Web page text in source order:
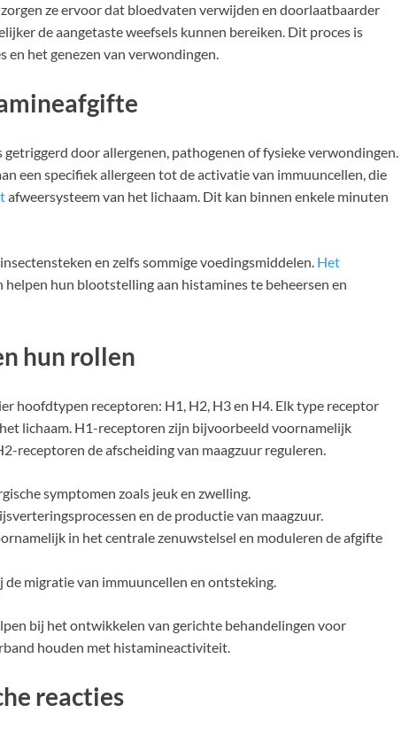
ze ervoor dat bloedvaten verwijden en doorlaatbaarder
de aangetaste weefsels kunnen bereiken. Dit proces is
het genezen van verwondingen.
door allergenen, pathogenen of fysieke verwondingen.
een specifiek allergeen tot de activatie van immuuncellen, die
afweersysteem van het lichaam. Dit kan binnen enkele minuten
en zelfs sommige voedingsmiddelen. Het
hun blootstelling aan histamines te beheersen en
hun rollen
hoofdtypen receptoren: H1, H2, H3 en H4. Elk type receptor
lichaam. H1-receptoren zijn bijvoorbeeld voornamelijk
receptoren de afscheiding van maagzuur reguleren.
symptomen zoals jeuk en zwelling.
en de productie van maagzuur.
in het centrale zenuwstelsel en moduleren de afgifte
de migratie van immuuncellen en ontsteking.
bij het ontwikkelen van gerichte behandelingen voor
houden met histamineactiviteit.
reacties